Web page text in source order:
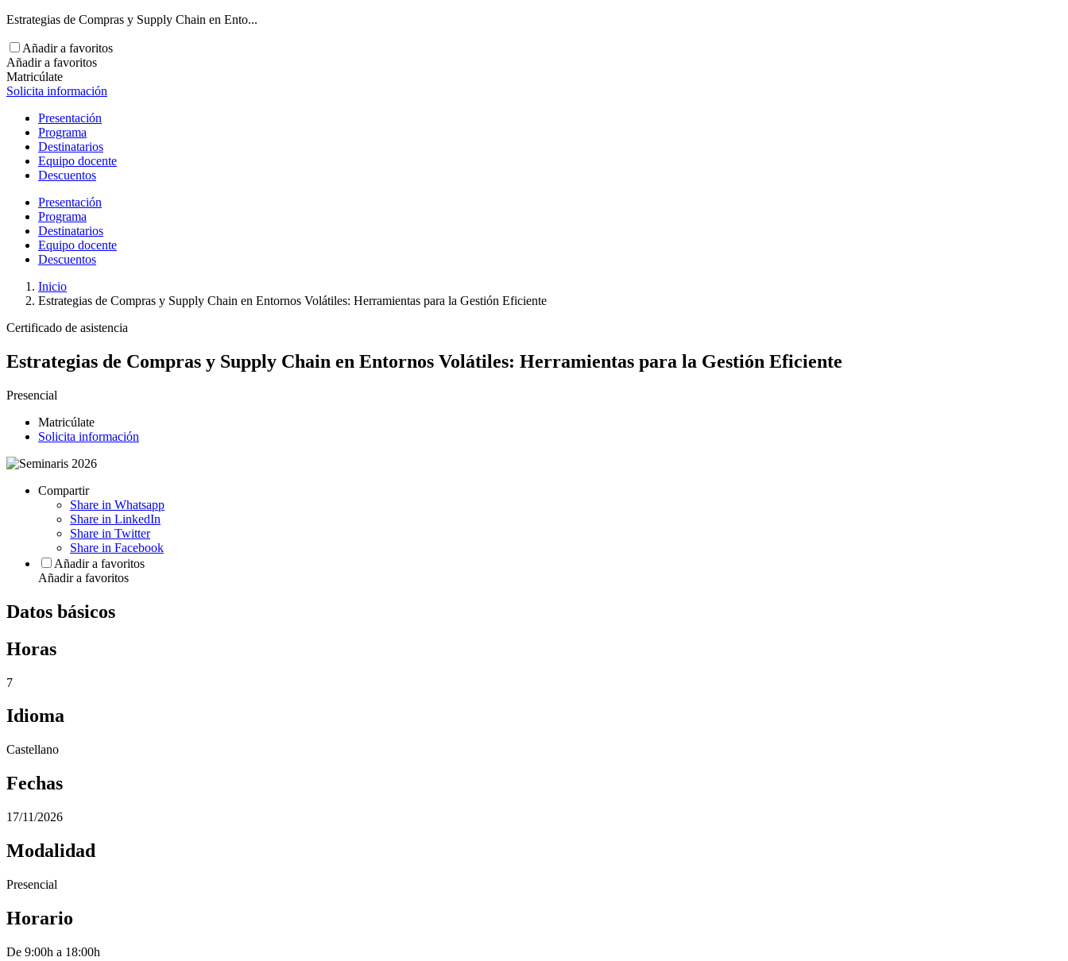
Estrategias de Compras y Supply Chain en Ento...
Añadir a favoritos
Añadir a favoritos
Matricúlate
Solicita información
Presentación
Programa
Destinatarios
Equipo docente
Descuentos
Presentación
Programa
Destinatarios
Equipo docente
Descuentos
Inicio
Estrategias de Compras y Supply Chain en Entornos Volátiles: Herramientas para la Gestión Eficiente
Certificado de asistencia
Estrategias de Compras y Supply Chain en Entornos Volátiles: Herramientas para la Gestión Eficiente
Presencial
Matricúlate
Solicita información
Compartir
Share in Whatsapp
Share in LinkedIn
Share in Twitter
Share in Facebook
Añadir a favoritos
Añadir a favoritos
Datos básicos
Horas
7
Idioma
Castellano
Fechas
17/11/2026
Modalidad
Presencial
Horario
De 9:00h a 18:00h